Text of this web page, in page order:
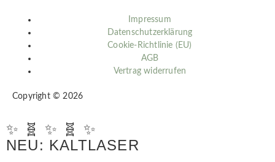
Impressum
Datenschutzerklärung
Cookie-Richtlinie (EU)
AGB
Vertrag widerrufen
Copyright © 2026
✨ 🧬 ✨ 🧬 ✨
NEU: KALTLASER